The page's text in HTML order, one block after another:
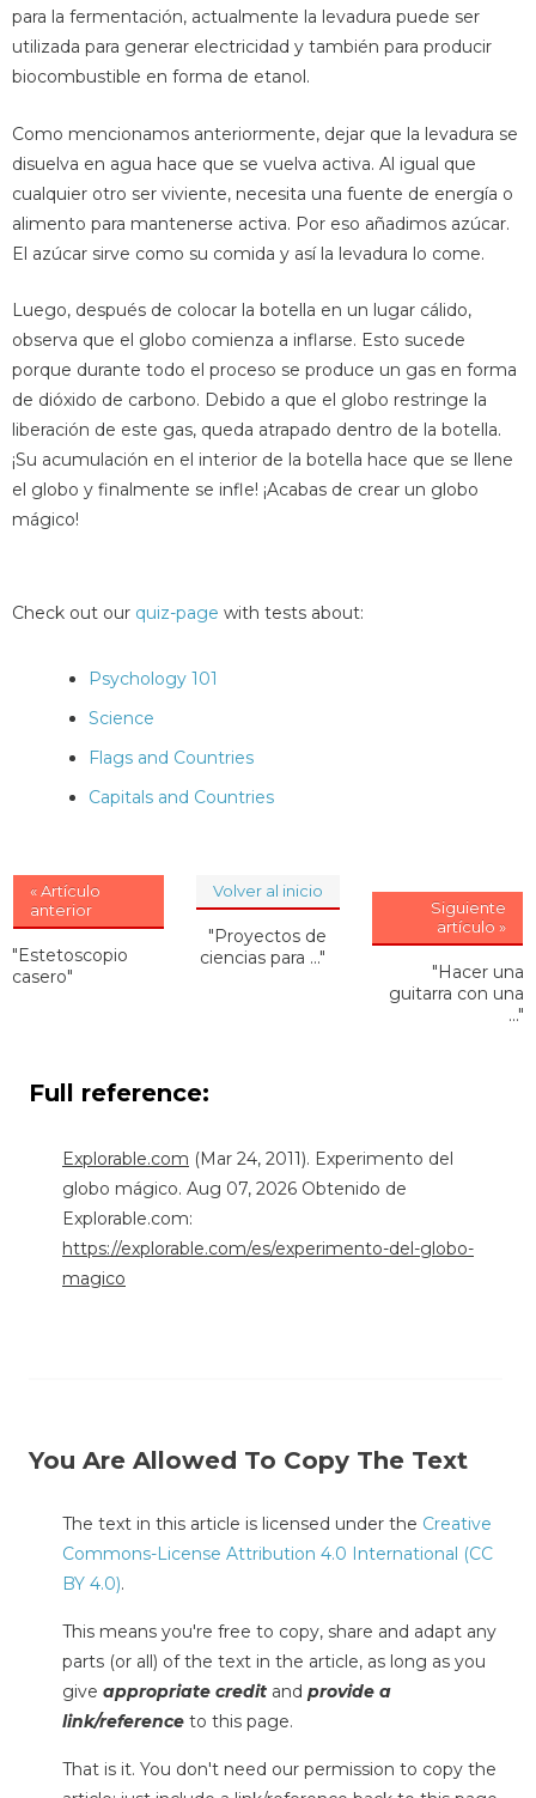
para la fermentación, actualmente la levadura puede ser
utilizada para generar electricidad y también para producir
biocombustible en forma de etanol.
Como mencionamos anteriormente, dejar que la levadura se
disuelva en agua hace que se vuelva activa. Al igual que
cualquier otro ser viviente, necesita una fuente de energía o
alimento para mantenerse activa. Por eso añadimos azúcar.
El azúcar sirve como su comida y así la levadura lo come.
Luego, después de colocar la botella en un lugar cálido,
observa que el globo comienza a inflarse. Esto sucede
porque durante todo el proceso se produce un gas en forma
de dióxido de carbono. Debido a que el globo restringe la
liberación de este gas, queda atrapado dentro de la botella.
¡Su acumulación en el interior de la botella hace que se llene
el globo y finalmente se infle! ¡Acabas de crear un globo
mágico!
Check out our quiz-page with tests about:
Psychology 101
Science
Flags and Countries
Capitals and Countries
« Artículo
anterior
"Estetoscopio
casero"
Volver al inicio
"Proyectos de
ciencias para ..."
Siguiente
artículo »
"Hacer una
guitarra con una
..."
Full reference:
Explorable.com (Mar 24, 2011). Experimento del
globo mágico. Aug 07, 2026 Obtenido de
Explorable.com:
https://explorable.com/es/experimento-del-globo-
magico
You Are Allowed To Copy The Text
The text in this article is licensed under the Creative
Commons-License Attribution 4.0 International (CC
BY 4.0).
This means you're free to copy, share and adapt any
parts (or all) of the text in the article, as long as you
give appropriate credit and provide a
link/reference to this page.
That is it. You don't need our permission to copy the